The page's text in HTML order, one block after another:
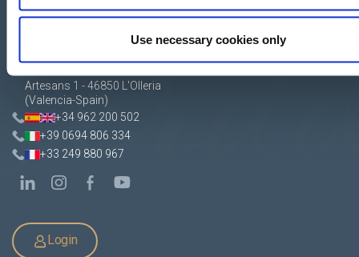
Use necessary cookies only
Artesans 1 - 46850 L'Olleria
(Valencia-Spain)
+34 962 200 502
+39 0694 806 334
+33 249 880 967
Login